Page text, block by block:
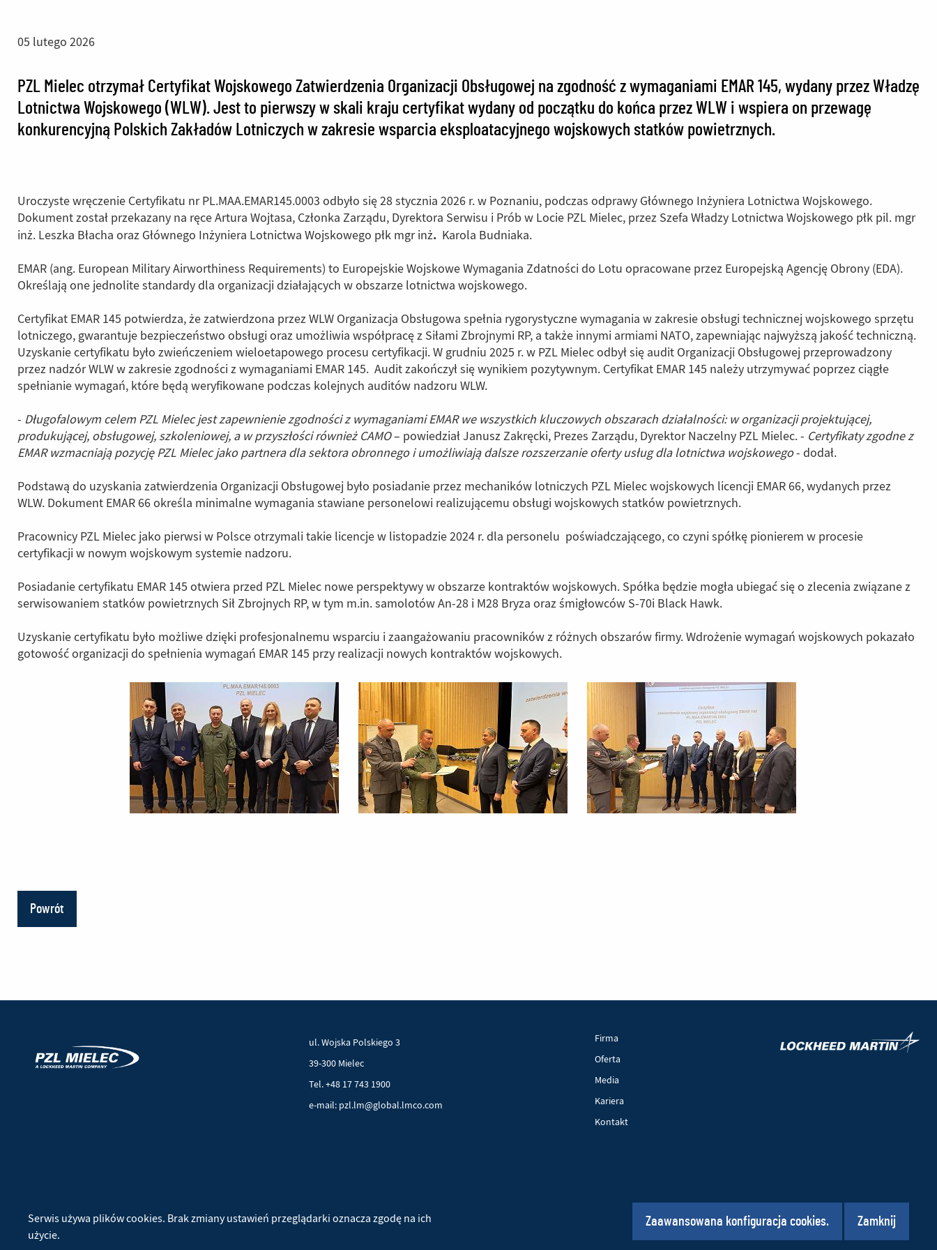
05 lutego 2026
PZL Mielec otrzymał Certyfikat Wojskowego Zatwierdzenia Organizacji Obsługowej na zgodność z wymaganiami EMAR 145, wydany przez Władzę
Lotnictwa Wojskowego (WLW). Jest to pierwszy w skali kraju certyfikat wydany od początku do końca przez WLW i wspiera on przewagę
konkurencyjną Polskich Zakładów Lotniczych w zakresie wsparcia eksploatacyjnego wojskowych statków powietrznych.
Uroczyste wręczenie Certyfikatu nr PL.MAA.EMAR145.0003 odbyło się 28 stycznia 2026 r. w Poznaniu, podczas odprawy Głównego Inżyniera Lotnictwa Wojskowego.
Dokument został przekazany na ręce Artura Wojtasa, Członka Zarządu, Dyrektora Serwisu i Prób w Locie PZL Mielec, przez Szefa Władzy Lotnictwa Wojskowego płk pil. mgr
inż. Leszka Błacha oraz Głównego Inżyniera Lotnictwa Wojskowego płk mgr inż. Karola Budniaka.
EMAR (ang. European Military Airworthiness Requirements) to Europejskie Wojskowe Wymagania Zdatności do Lotu opracowane przez Europejską Agencję Obrony (EDA).
Określają one jednolite standardy dla organizacji działających w obszarze lotnictwa wojskowego.
Certyfikat EMAR 145 potwierdza, że zatwierdzona przez WLW Organizacja Obsługowa spełnia rygorystyczne wymagania w zakresie obsługi technicznej wojskowego sprzętu
lotniczego, gwarantuje bezpieczeństwo obsługi oraz umożliwia współpracę z Siłami Zbrojnymi RP, a także innymi armiami NATO, zapewniając najwyższą jakość techniczną.
Uzyskanie certyfikatu było zwieńczeniem wieloetapowego procesu certyfikacji. W grudniu 2025 r. w PZL Mielec odbył się audit Organizacji Obsługowej przeprowadzony
przez nadzór WLW w zakresie zgodności z wymaganiami EMAR 145. Audit zakończył się wynikiem pozytywnym. Certyfikat EMAR 145 należy utrzymywać poprzez ciągłe
spełnianie wymagań, które będą weryfikowane podczas kolejnych auditów nadzoru WLW.
- Długofalowym celem PZL Mielec jest zapewnienie zgodności z wymaganiami EMAR we wszystkich kluczowych obszarach działalności: w organizacji projektującej,
produkującej, obsługowej, szkoleniowej, a w przyszłości również CAMO– powiedział Janusz Zakręcki, Prezes Zarządu, Dyrektor Naczelny PZL Mielec. - Certyfikaty zgodne z
EMAR wzmacniają pozycję PZL Mielec jako partnera dla sektora obronnego i umożliwiają dalsze rozszerzanie oferty usług dla lotnictwa wojskowego- dodał.
Podstawą do uzyskania zatwierdzenia Organizacji Obsługowej było posiadanie przez mechaników lotniczych PZL Mielec wojskowych licencji EMAR 66, wydanych przez
WLW. Dokument EMAR 66 określa minimalne wymagania stawiane personelowi realizującemu obsługi wojskowych statków powietrznych.
Pracownicy PZL Mielec jako pierwsi w Polsce otrzymali takie licencje w listopadzie 2024 r. dla personelu poświadczającego, co czyni spółkę pionierem w procesie
certyfikacji w nowym wojskowym systemie nadzoru.
Posiadanie certyfikatu EMAR 145 otwiera przed PZL Mielec nowe perspektywy w obszarze kontraktów wojskowych. Spółka będzie mogła ubiegać się o zlecenia związane z
serwisowaniem statków powietrznych Sił Zbrojnych RP, w tym m.in. samolotów An-28 i M28 Bryza oraz śmigłowców S-70i Black Hawk.
Uzyskanie certyfikatu było możliwe dzięki profesjonalnemu wsparciu i zaangażowaniu pracowników z różnych obszarów firmy. Wdrożenie wymagań wojskowych pokazało
gotowość organizacji do spełnienia wymagań EMAR 145 przy realizacji nowych kontraktów wojskowych.
Powrót
ul. Wojska Polskiego 3
39-300 Mielec
Tel. +48 17 743 1900
e-mail: pzl.lm@global.lmco.com
Firma
Oferta
Media
Kariera
Kontakt
Realizacja:
Ideo
(Nowe
okno)
(Link
Social
Serwis używa plików cookies. Brak zmiany ustawień przeglądarki oznacza zgodę na ich
użycie.
Zaawansowana konfiguracja cookies. Zamknij